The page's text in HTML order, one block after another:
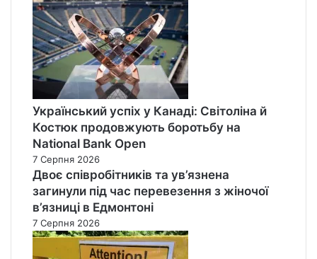
Український успіх у Канаді: Світоліна й
Костюк продовжують боротьбу на
National Bank Open
7 Серпня 2026
Двоє співробітників та ув’язнена
загинули під час перевезення з жіночої
в’язниці в Едмонтоні
7 Серпня 2026